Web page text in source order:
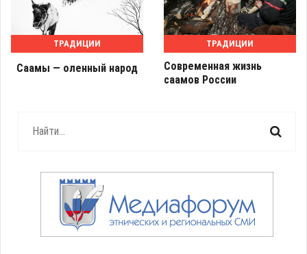
ТРАДИЦИИ
Саамы — оленный народ
ТРАДИЦИИ
Современная жизнь
саамов России